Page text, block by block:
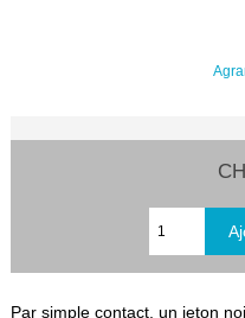
Par simple contact, un jeton